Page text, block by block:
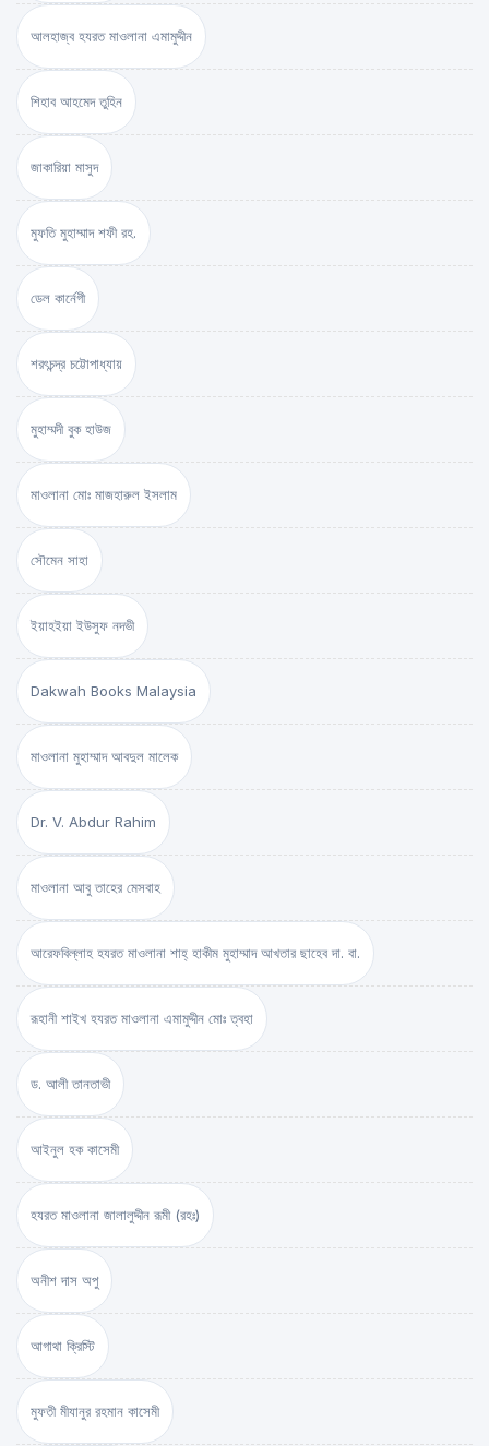
আলহাজ্ব হযরত মাওলানা এমামুদ্দীন
শিহাব আহমেদ তুহিন
জাকারিয়া মাসুদ
মুফতি মুহাম্মাদ শফী রহ.
ডেল কার্নেগী
শরৎচন্দ্র চট্টোপাধ্যায়
মুহাম্মদী বুক হাউজ
মাওলানা মোঃ মাজহারুল ইসলাম
সৌমেন সাহা
ইয়াহইয়া ইউসুফ নদভী
Dakwah Books Malaysia
মাওলানা মুহাম্মাদ আবদুল মালেক
Dr. V. Abdur Rahim
মাওলানা আবু তাহের মেসবাহ
আরেফবিল্লাহ হযরত মাওলানা শাহ্ হাকীম মুহাম্মাদ আখতার ছাহেব দা. বা.
রূহানী শাইখ হযরত মাওলানা এমামুদ্দীন মোঃ ত্বহা
ড. আলী তানতাভী
আইনুল হক কাসেমী
হযরত মাওলানা জালালুদ্দীন রূমী (রহঃ)
অনীশ দাস অপু
আগাথা ক্রিস্টি
মুফতী মীযানুর রহমান কাসেমী